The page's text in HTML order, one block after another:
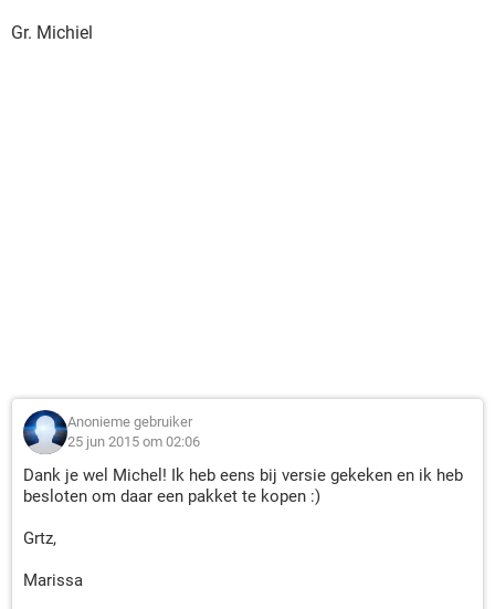
Gr. Michiel
Anonieme gebruiker
25 jun 2015 om 02:06
Dank je wel Michel! Ik heb eens bij versie gekeken en ik heb
besloten om daar een pakket te kopen :)
Grtz,
Marissa